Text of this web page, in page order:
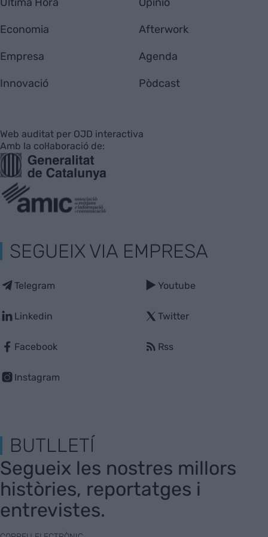
Economia
Empresa
Innovació
Afterwork
Agenda
Pòdcast
Web auditat per OJD interactiva
Amb la col·laboració de:
SEGUEIX VIA EMPRESA
Telegram
Linkedin
Facebook
Instagram
Youtube
Twitter
Rss
BUTLLETÍ
Segueix les nostres millors
històries, reportatges i
entrevistes.